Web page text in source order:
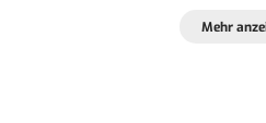
Mehr